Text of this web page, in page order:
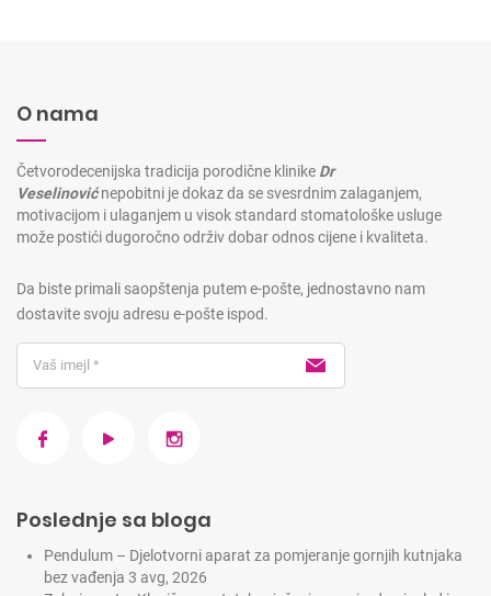
O nama
Četvorodecenijska tradicija porodične klinike Dr
Veselinovićnepobitni je dokaz da se svesrdnim zalaganjem,
motivacijom i ulaganjem u visok standard stomatološke usluge
može postići dugoročno održiv dobar odnos cijene i kvaliteta.
Da biste primali saopštenja putem e-pošte, jednostavno nam
dostavite svoju adresu e-pošte ispod.
Poslednje sa bloga
Pendulum – Djelotvorni aparat za pomjeranje gornjih kutnjaka
bez vađenja 3 avg, 2026